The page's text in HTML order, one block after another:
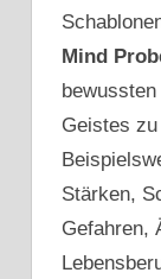
Mind
Geistes
Stärken,
Gefahren,